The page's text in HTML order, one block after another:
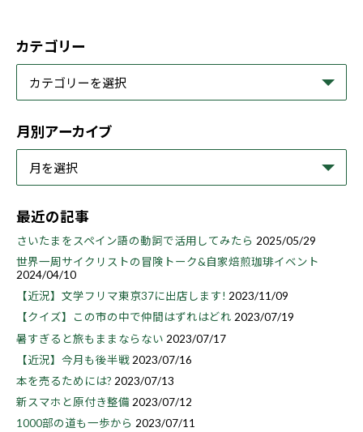
カテゴリー
月別アーカイブ
最近の記事
さいたまをスペイン語の動詞で活用してみたら 2025/05/29
世界一周サイクリストの冒険トーク&自家焙煎珈琲イベント
2024/04/10
【近況】文学フリマ東京37に出店します! 2023/11/09
【クイズ】この市の中で仲間はずれはどれ 2023/07/19
暑すぎると旅もままならない 2023/07/17
【近況】今月も後半戦 2023/07/16
本を売るためには? 2023/07/13
新スマホと原付き整備 2023/07/12
1000部の道も一歩から 2023/07/11